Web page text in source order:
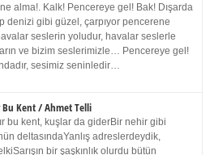
alma!. Kalk! Pencereye gel! Bak! Dışarda
denizi gibi güzel, çarpıyor pencerene
seslerin yoludur, havalar seslerle
ve bizim seslerimizle… Pencereye gel!
sesimiz seninledir…
Bu Kent / Ahmet Telli
bu kent, kuşlar da giderBir nehir gibi
deltasındaYanlış adreslerdeydik,
bir şaşkınlık olurdu bütün